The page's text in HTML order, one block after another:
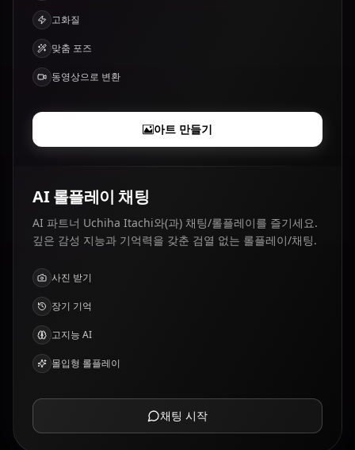
고화질
맞춤 포즈
동영상으로 변환
아트 만들기
AI 롤플레이 채팅
AI 파트너 Uchiha Itachi와(과) 채팅/롤플레이를 즐기세요.
깊은 감성 지능과 기억력을 갖춘 검열 없는 롤플레이/채팅.
사진 받기
장기 기억
고지능 AI
몰입형 롤플레이
채팅 시작